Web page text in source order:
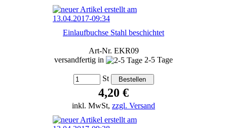
Einlaufbuchse Stahl beschichtet
Art-Nr. EKR09
versandfertig in
2-5 Tage
St
4,20 €
inkl. MwSt, zzgl. Versand